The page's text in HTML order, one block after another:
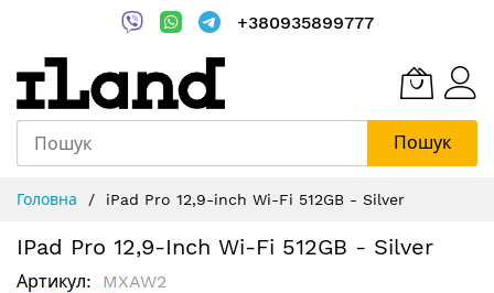
+380935899777
Пошук
Content
Головна iPad Pro 12,9-inch Wi-Fi 512GB - Silver
IPad Pro 12,9-Inch Wi-Fi 512GB - Silver
Артикул MXAW2